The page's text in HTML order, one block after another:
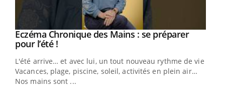
Youtube
Eczéma Chronique des Mains : se préparer
pour l’été !Youtube
L'été arrive… et avec lui, un tout nouveau rythme de vie !
Vacances, plage, piscine, soleil, activités en plein air…
Nos mains sont ...